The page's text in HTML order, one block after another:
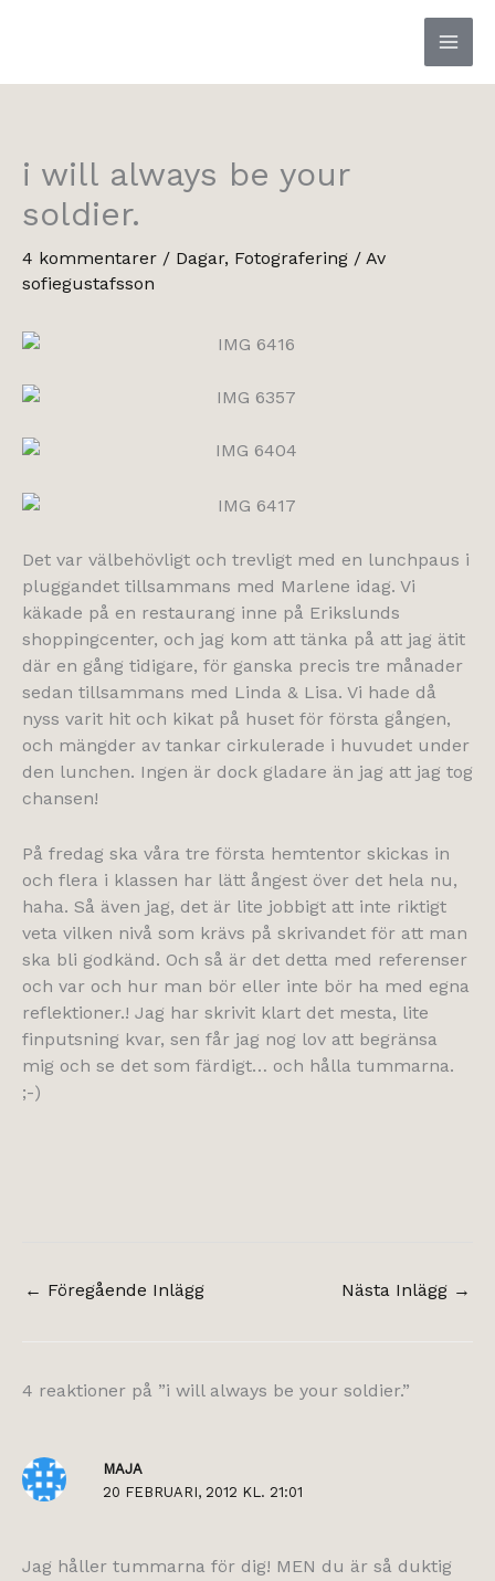
i will always be your
soldier.
4 kommentarer / Dagar, Fotografering / Av
sofiegustafsson
Det var välbehövligt och trevligt med en lunchpaus i
pluggandet tillsammans med Marlene idag. Vi
käkade på en restaurang inne på Erikslunds
shoppingcenter, och jag kom att tänka på att jag ätit
där en gång tidigare, för ganska precis tre månader
sedan tillsammans med Linda & Lisa. Vi hade då
nyss varit hit och kikat på huset för första gången,
och mängder av tankar cirkulerade i huvudet under
den lunchen. Ingen är dock gladare än jag att jag tog
chansen!
På fredag ska våra tre första hemtentor skickas in
och flera i klassen har lätt ångest över det hela nu,
haha. Så även jag, det är lite jobbigt att inte riktigt
veta vilken nivå som krävs på skrivandet för att man
ska bli godkänd. Och så är det detta med referenser
och var och hur man bör eller inte bör ha med egna
reflektioner.! Jag har skrivit klart det mesta, lite
finputsning kvar, sen får jag nog lov att begränsa
mig och se det som färdigt… och hålla tummarna.
;-)
← Föregående Inlägg Nästa Inlägg →
4 reaktioner på ”i will always be your soldier.”
MAJA
20 FEBRUARI, 2012 KL. 21:01
Jag håller tummarna för dig! MEN du är så duktig